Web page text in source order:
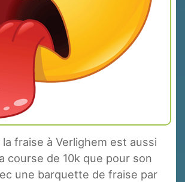
fraise à Verlighem est aussi
course de 10k que pour son
une barquette de fraise par